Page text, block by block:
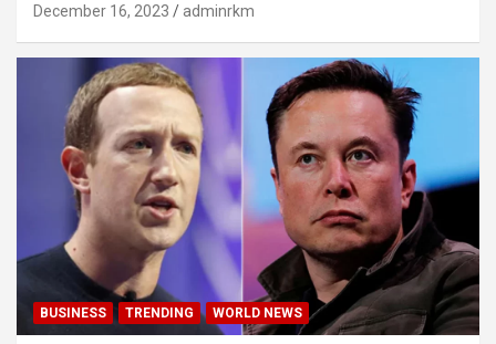
December 16, 2023 adminrkm
BUSINESS TRENDING WORLD NEWS